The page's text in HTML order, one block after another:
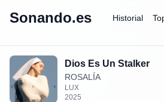
Sonando.es Historial
Dios Es Un Stalker
ROSALÍA
LUX
2025